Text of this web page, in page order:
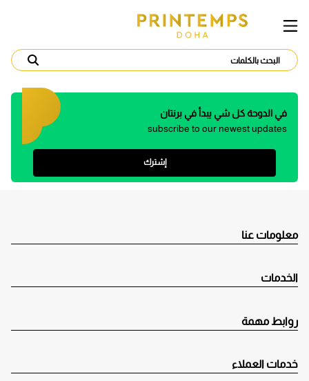
في الدوحة كل شي يبدأ في برنتان
subscribe to our newest updates
إشترك
معلومات عنا
الخدمات
روابط مهمة
خدمات العملاء